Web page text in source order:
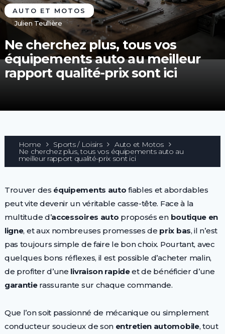
AUTO ET MOTOS
Julien Teullière
Ne cherchez plus, tous vos
équipements auto au meilleur
rapport qualité-prix sont ici
Home Sports / Loisirs Auto et Motos
Ne cherchez plus, tous vos équipements auto au
meilleur rapport qualité-prix sont ici
Trouver des équipements auto fiables et abordables
peut vite devenir un véritable casse-tête. Face à la
multitude d’accessoires auto proposés en boutique en
ligne, et aux nombreuses promesses de prix bas, il n’est
pas toujours simple de faire le bon choix. Pourtant, avec
quelques bons réflexes, il est possible d’acheter malin,
de profiter d’une livraison rapideet de bénéficier d’une
garantierassurante sur chaque commande.
Que l’on soit passionné de mécanique ou simplement
conducteur soucieux de son entretien automobile, tout